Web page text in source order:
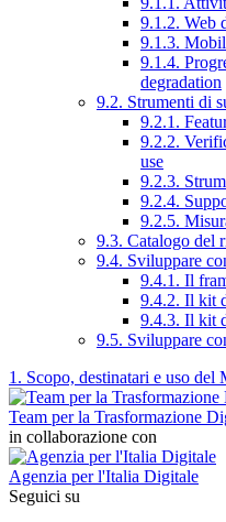
9.1.2. Web
9.1.3.
9.1.4.
degradation
9.2. Strumenti di
9.2.1.
9.2.2.
use
9.2.3.
9.2.4.
9.2.5.
9.3. Catalogo del
9.4. Sviluppare
9.4.1. Il
9.4.2. Il kit
9.4.3. Il kit
9.5. Sviluppare
1. Scopo, destinatari e uso del
Team per la Trasformazione
in collaborazione con
Agenzia per l'Italia Digitale
Seguici su